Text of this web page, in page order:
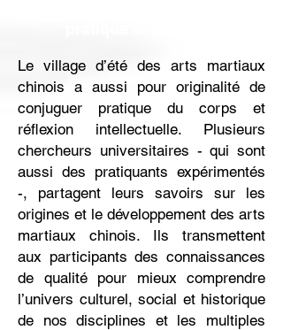
Le village d’été des arts martiaux
chinois a aussi pour originalité de
conjuguer pratique du corps et
réflexion intellectuelle. Plusieurs
chercheurs universitaires - qui sont
aussi des pratiquants expérimentés
-, partagent leurs savoirs sur les
origines et le développement des arts
martiaux chinois. Ils transmettent
aux participants des connaissances
de qualité pour mieux comprendre
l’univers culturel, social et historique
de nos disciplines et les multiples